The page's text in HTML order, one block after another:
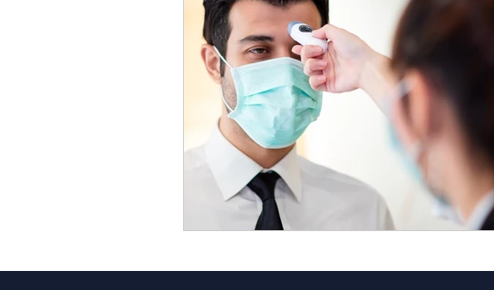
Avaliação de Desempenho Inteligência
eSocial Recursos Humanos
Português Big Data DBS Partner